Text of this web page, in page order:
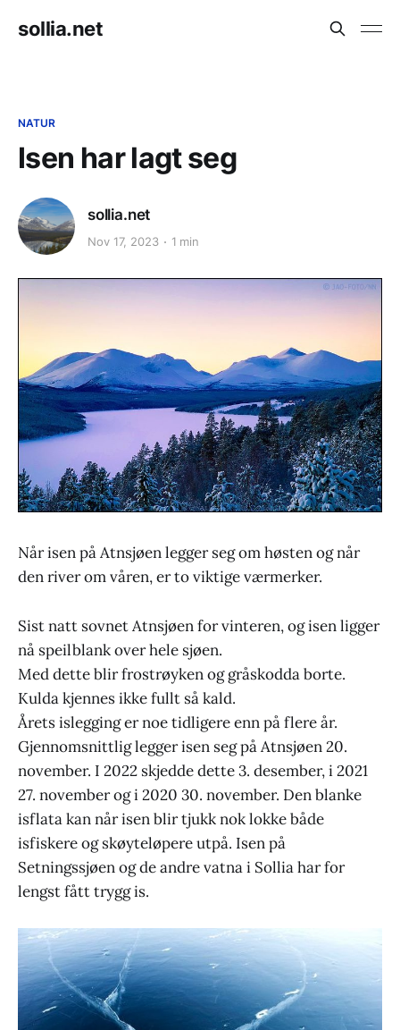
sollia.net
NATUR
Isen har lagt seg
sollia.net
Nov 17, 2023 1 min
Når isen på Atnsjøen legger seg om høsten og når
den river om våren, er to viktige værmerker.
Sist natt sovnet Atnsjøen for vinteren, og isen ligger
nå speilblank over hele sjøen.
Med dette blir frostrøyken og gråskodda borte.
Kulda kjennes ikke fullt så kald.
Årets islegging er noe tidligere enn på flere år.
Gjennomsnittlig legger isen seg på Atnsjøen 20.
november. I 2022 skjedde dette 3. desember, i 2021
27. november og i 2020 30. november. Den blanke
isflata kan når isen blir tjukk nok lokke både
isfiskere og skøyteløpere utpå. Isen på
Setningssjøen og de andre vatna i Sollia har for
lengst fått trygg is.